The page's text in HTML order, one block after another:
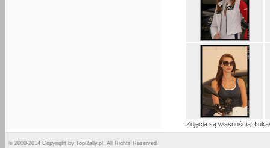
Zdjęcia są własnością:
© 2000-2014 Copyright by TopRally.pl, All Rights Reserved